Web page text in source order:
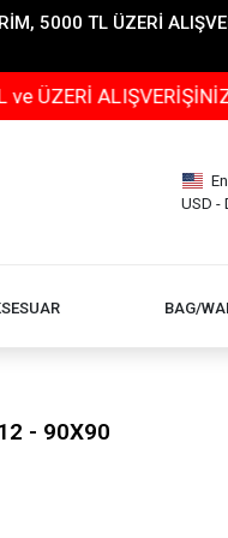
5000 TL ÜZERİ
ALIŞVERİŞİNİZE
USD -
BAG/
- 90X90